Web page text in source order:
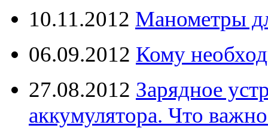
10.11.2012 Манометры
06.09.2012 Кому
27.08.2012 Зарядное
аккумулятора. Что